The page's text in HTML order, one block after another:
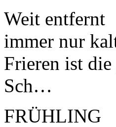
Weit entfernt
immer nur
Frieren ist
Sch…
FRÜHLING